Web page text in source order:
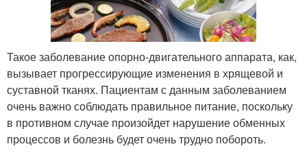
Такое заболевание опорно-двигательного аппарата, как,
вызывает прогрессирующие изменения в хрящевой и
суставной тканях. Пациентам с данным заболеванием
очень важно соблюдать правильное питание, поскольку
в противном случае произойдет нарушение обменных
процессов и болезнь будет очень трудно побороть.